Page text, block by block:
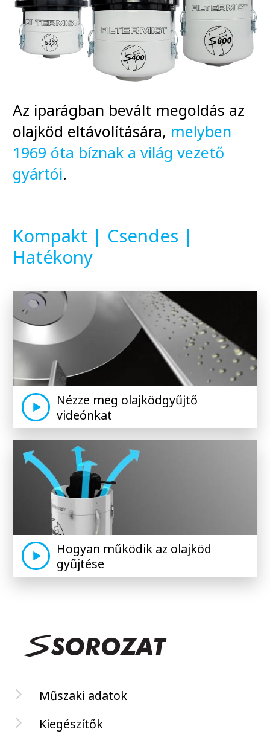
Az iparágban bevált megoldás az
olajköd eltávolítására, melyben
1969 óta bíznak a világ vezető
gyártói.
Kompakt | Csendes |
Hatékony
Nézze meg olajködgyűjtő
videónkat
Hogyan működik az olajköd
gyűjtése
Műszaki adatok
Kiegészítők